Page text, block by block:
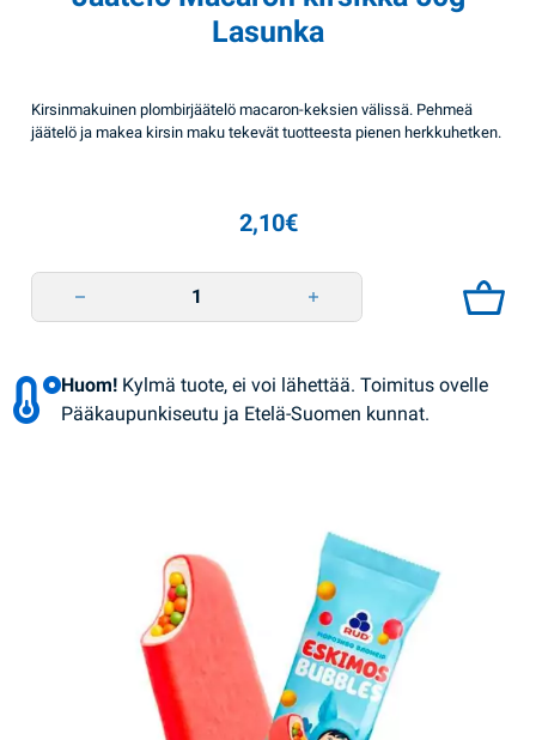
Lasunka
Kirsinmakuinen plombirjäätelö macaron-keksien välissä. Pehmeä
jäätelö ja makea kirsin maku tekevät tuotteesta pienen herkkuhetken.
2,10€
Huom! Kylmä tuote, ei voi lähettää. Toimitus ovelle
Pääkaupunkiseutu ja Etelä-Suomen kunnat.